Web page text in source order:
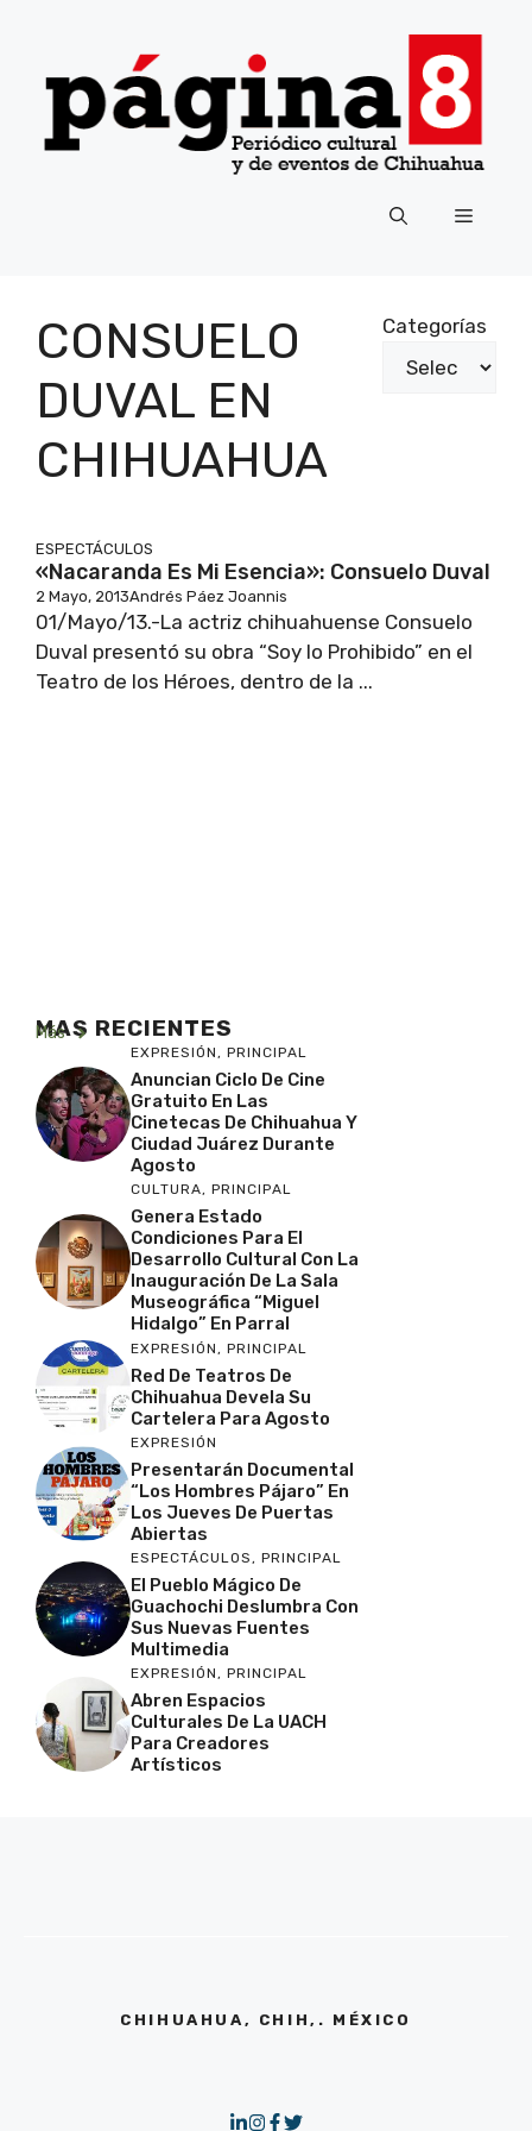
contenido
Menú
CONSUELO
DUVAL EN
CHIHUAHUA
Categorías
ESPECTÁCULOS
«Nacaranda Es Mi Esencia»: Consuelo Duval
2 Mayo, 2013Andrés Páez Joannis
01/Mayo/13.-La actriz chihuahuense Consuelo
Duval presentó su obra “Soy lo Prohibido” en el
Teatro de los Héroes, dentro de la ...
MAS RECIENTES
Más
EXPRESIÓN, PRINCIPAL
Anuncian Ciclo De Cine
Gratuito En Las
Cinetecas De Chihuahua Y
Ciudad Juárez Durante
Agosto
CULTURA, PRINCIPAL
Genera Estado
Condiciones Para El
Desarrollo Cultural Con La
Inauguración De La Sala
Museográfica “Miguel
Hidalgo” En Parral
EXPRESIÓN , PRINCIPAL
Red De Teatros De
Chihuahua Devela Su
Cartelera Para Agosto
EXPRESIÓN
Presentarán Documental
“Los Hombres Pájaro” En
Los Jueves De Puertas
Abiertas
ESPECTÁCULOS, PRINCIPAL
El Pueblo Mágico De
Guachochi Deslumbra Con
Sus Nuevas Fuentes
Multimedia
EXPRESIÓN, PRINCIPAL
Abren Espacios
Culturales De La UACH
Para Creadores
Artísticos
CHIHUAHUA, CHIH,. MÉXICO